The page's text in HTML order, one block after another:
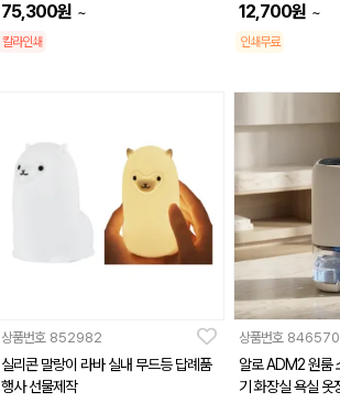
75,300원 ~
칼라인쇄
12,700원 ~
인쇄무료
상품번호 852982
실리콘 말랑이 라바 실내 무드등 답례품
행사 선물제작
상품번호 846570
알로 ADM2 원룸
기 화장실 욕실 옷